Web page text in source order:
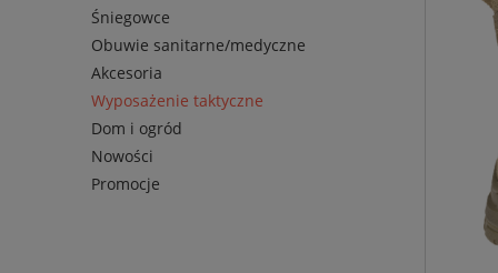
Śniegowce
Obuwie sanitarne/medyczne
Akcesoria
Wyposażenie taktyczne
Dom i ogród
Nowości
Promocje